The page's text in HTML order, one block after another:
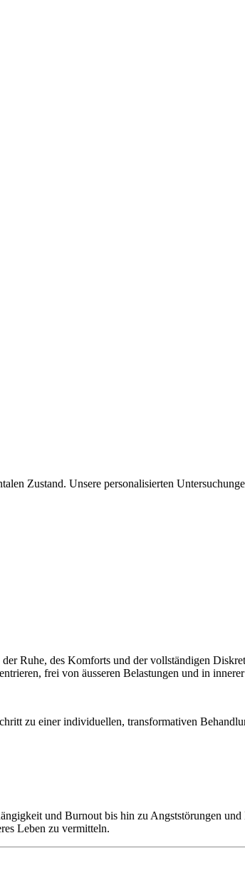
Zustand. Unsere personalisierten
Ruhe, des Komforts und der vollständigen
frei von äusseren Belastungen und in
zu einer individuellen, transformativen
und Burnout bis hin zu Angststörungen
Leben zu vermitteln.